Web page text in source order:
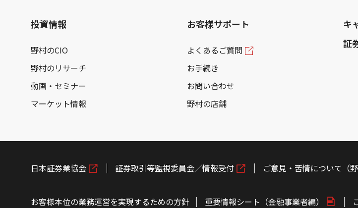
投資情報
野村のCIO
野村のリサーチ
動画・セミナー
マーケット情報
お客様サポート
よくあるご質問
お手続き
お問い合わせ
野村の店舗
キ
証
日本証券業協会 証券取引等監視委員会／情報受付 ご意見・苦情について（
お客様本位の業務運営を実現するための方針 重要情報シート（金融事業者編）